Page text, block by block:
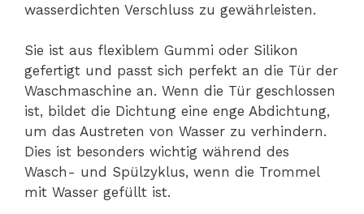
wasserdichten Verschluss zu gewährleisten.
Sie ist aus flexiblem Gummi oder Silikon
gefertigt und passt sich perfekt an die Tür der
Waschmaschine an. Wenn die Tür geschlossen
ist, bildet die Dichtung eine enge Abdichtung,
um das Austreten von Wasser zu verhindern.
Dies ist besonders wichtig während des
Wasch- und Spülzyklus, wenn die Trommel
mit Wasser gefüllt ist.